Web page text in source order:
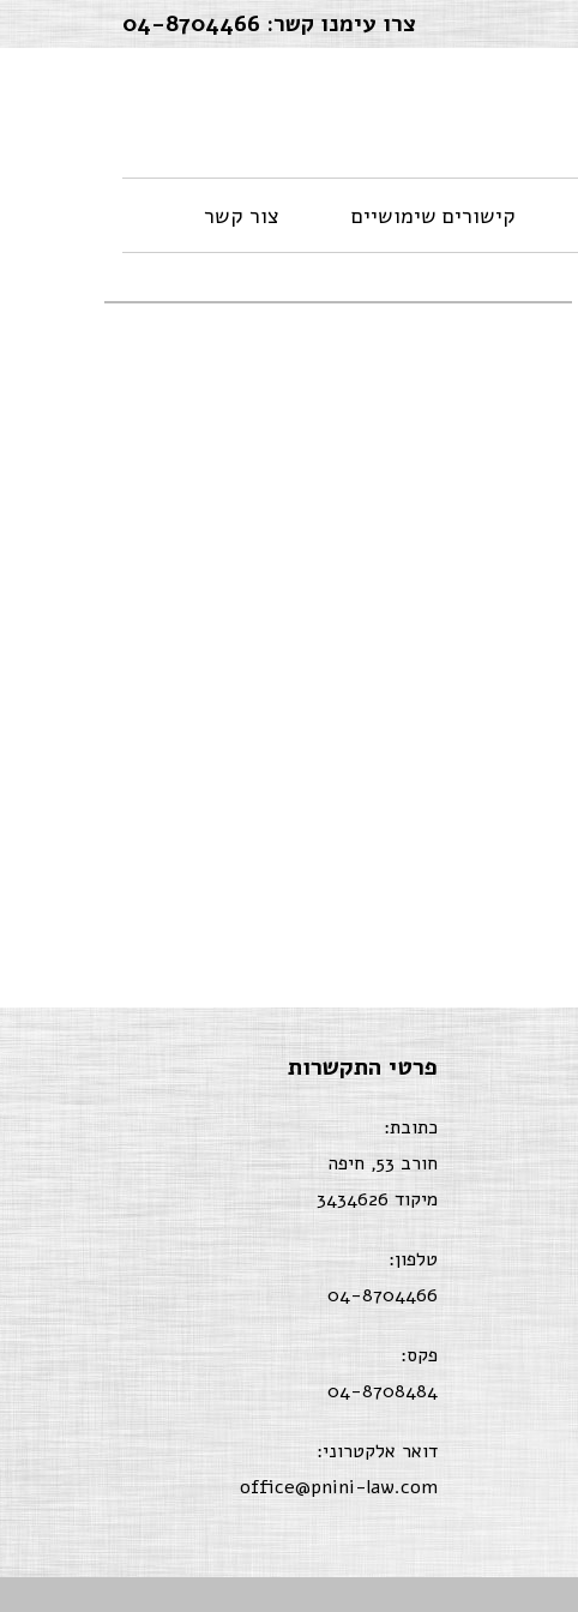
צרו עימנו קשר: 04-8704466
קישורים שימושיים צור קשר
פרטי התקשרות
כתובת:
חורב 53, חיפה
מיקוד 3434626
טלפון:
04-8704466
פקס:
04-8708484
דואר אלקטרוני:
office@pnini-law.com